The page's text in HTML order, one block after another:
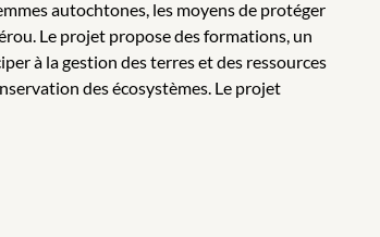
autochtones, les moyens de protéger
Le projet propose des formations, un
à la gestion des terres et des ressources
des écosystèmes. Le projet